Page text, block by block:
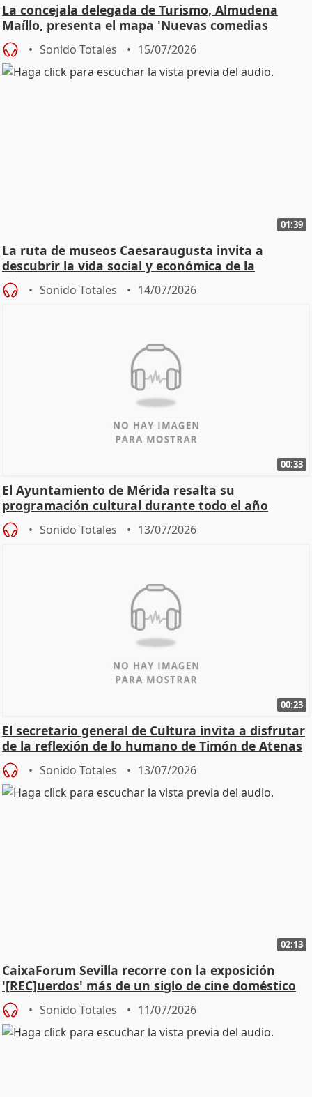
La concejala delegada de Turismo, Almudena
Maíllo, presenta el mapa 'Nuevas comedias
madrileñas'
Sonido Totales 15/07/2026
01:39
La ruta de museos Caesaraugusta invita a
descubrir la vida social y económica de la
Zaragoza ro
Sonido Totales 14/07/2026
00:33
El Ayuntamiento de Mérida resalta su
programación cultural durante todo el año
Sonido Totales 13/07/2026
00:23
El secretario general de Cultura invita a disfrutar
de la reflexión de lo humano de Timón de Atenas
Sonido Totales 13/07/2026
02:13
CaixaForum Sevilla recorre con la exposición
'[REC]uerdos' más de un siglo de cine doméstico
Sonido Totales 11/07/2026